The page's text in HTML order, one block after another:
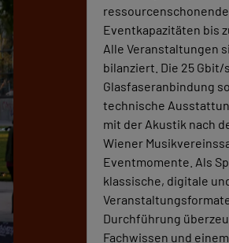
Eventkapazitäten bis
Alle Veranstaltungen
bilanziert. Die 25 Gbit/
Glasfaseranbindung
technische
mit der Akustik nach
Wiener
Eventmomente. Als
klassische, digitale
Durchführung
Fachwissen und